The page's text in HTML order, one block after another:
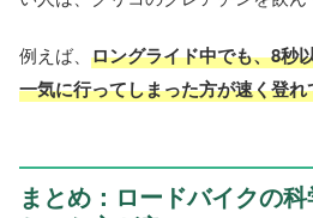
例えば、 ロングライド中でも、8秒
一気に行ってしまった方が速く登れ
まとめ：ロードバイクの